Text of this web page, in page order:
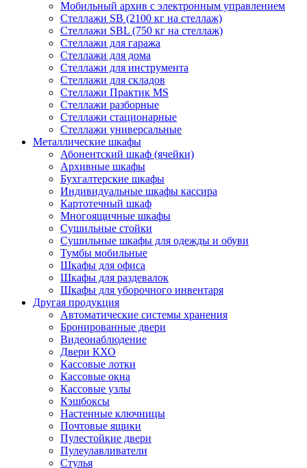
Мобильный архив с электронным управлением
Стеллажи SB (2100 кг на стеллаж)
Стеллажи SBL (750 кг на стеллаж)
Стеллажи для гаража
Стеллажи для дома
Стеллажи для инструмента
Стеллажи для складов
Стеллажи Практик MS
Стеллажи разборные
Стеллажи стационарные
Стеллажи универсальные
Металлические шкафы
Абонентский шкаф (ячейки)
Архивные шкафы
Бухгалтерские шкафы
Индивидуальные шкафы кассира
Картотечный шкаф
Многоящичные шкафы
Сушильные стойки
Сушильные шкафы для одежды и обуви
Тумбы мобильные
Шкафы для офиса
Шкафы для раздевалок
Шкафы для уборочного инвентаря
Другая продукция
Автоматические системы хранения
Бронированные двери
Видеонаблюдение
Двери КХО
Кассовые лотки
Кассовые окна
Кассовые узлы
Кэшбоксы
Настенные ключницы
Почтовые ящики
Пулестойкие двери
Пулеулавливатели
Стулья